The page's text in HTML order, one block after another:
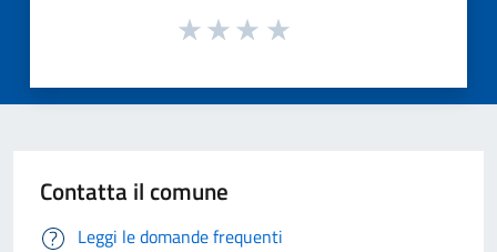
Contatta il comune
Leggi le domande frequenti